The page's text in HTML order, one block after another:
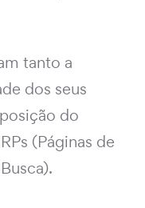
tanto a
dos seus
do
(Páginas de